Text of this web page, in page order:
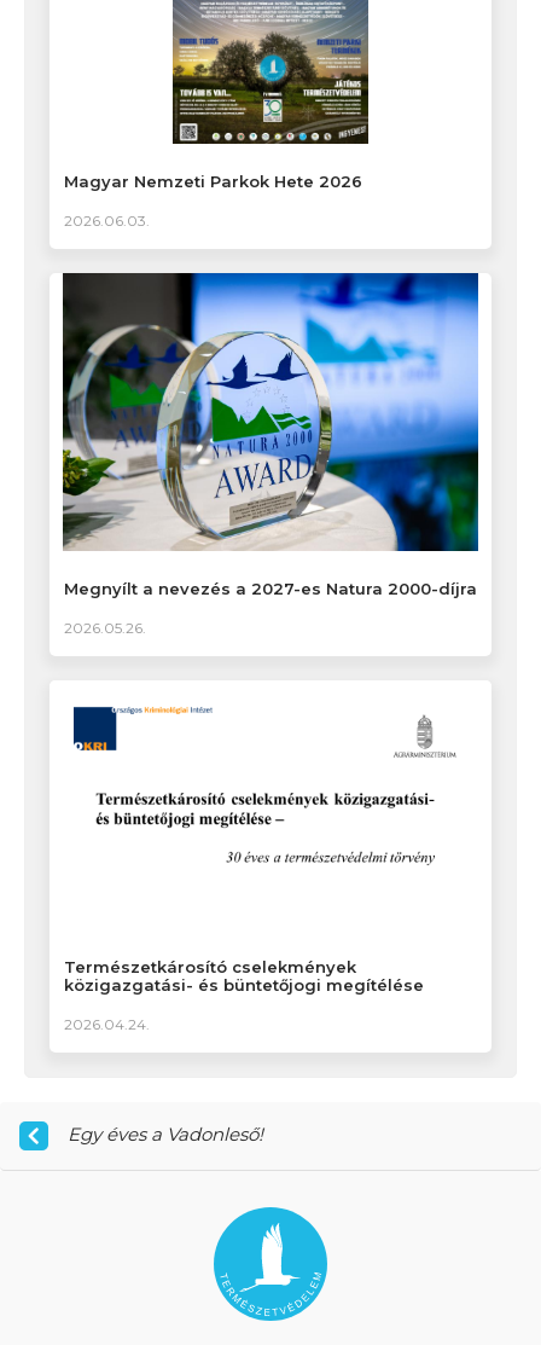
Magyar Nemzeti Parkok Hete 2026
2026.06.03.
Megnyílt a nevezés a 2027-es Natura 2000-díjra
2026.05.26.
Természetkárosító cselekmények
közigazgatási- és büntetőjogi megítélése
2026.04.24.
Egy éves a Vadonleső!